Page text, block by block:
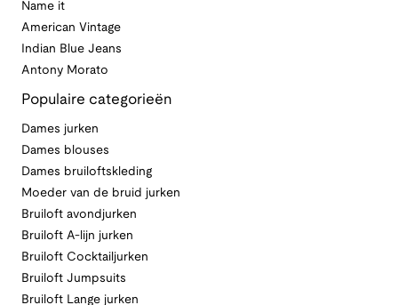
Name it
American Vintage
Indian Blue Jeans
Antony Morato
Populaire categorieën
Dames jurken
Dames blouses
Dames bruiloftskleding
Moeder van de bruid jurken
Bruiloft avondjurken
Bruiloft A-lijn jurken
Bruiloft Cocktailjurken
Bruiloft Jumpsuits
Bruiloft Lange jurken